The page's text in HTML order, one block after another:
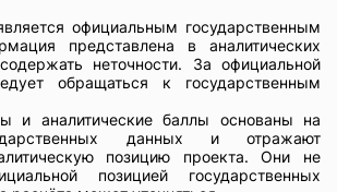
официальным государственным
представлена в аналитических
неточности. За официальной
обращаться к государственным
и аналитические баллы основаны на
данных и отражают
позицию проекта. Они не
позицией государственных